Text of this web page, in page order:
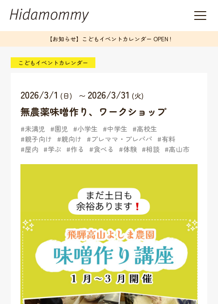
【お知らせ】こどもイベントカレンダー OPEN !
こどもイベントカレンダー
2026/3/1 (日) 〜 2026/3/31 (火)
無農薬味噌作り、ワークショップ
未満児 園児 小学生 中学生
高校生
親子向け
親向け プレママ・プレパパ
有料
屋内
学ぶ 作る 食べる 体験 相談 高山市